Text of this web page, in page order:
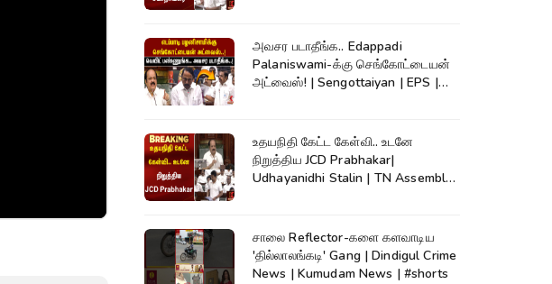
அவசர படாதீங்க.. Edappadi
Palaniswami-க்கு செங்கோட்டையன்
அட்வைஸ்! | Sengottaiyan | EPS |
உதயநிதி கேட்ட கேள்வி.. உடனே
நிறுத்திய JCD Prabhakar|
Udhayanidhi Stalin | TN Assembly |
சாலை Reflector-களை களவாடிய
'தில்லாலங்கடி' Gang | Dindigul Crime
News | Kumudam News | #shorts